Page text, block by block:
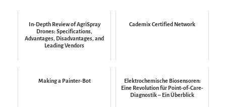
In-Depth Review of AgriSpray
Drones: Specifications,
Advantages, Disadvantages, and
Leading Vendors
Cademix Certified Network
Making a Painter-Bot
Elektrochemische Biosensoren:
Eine Revolution für Point-of-Care-
Diagnostik – Ein Überblick